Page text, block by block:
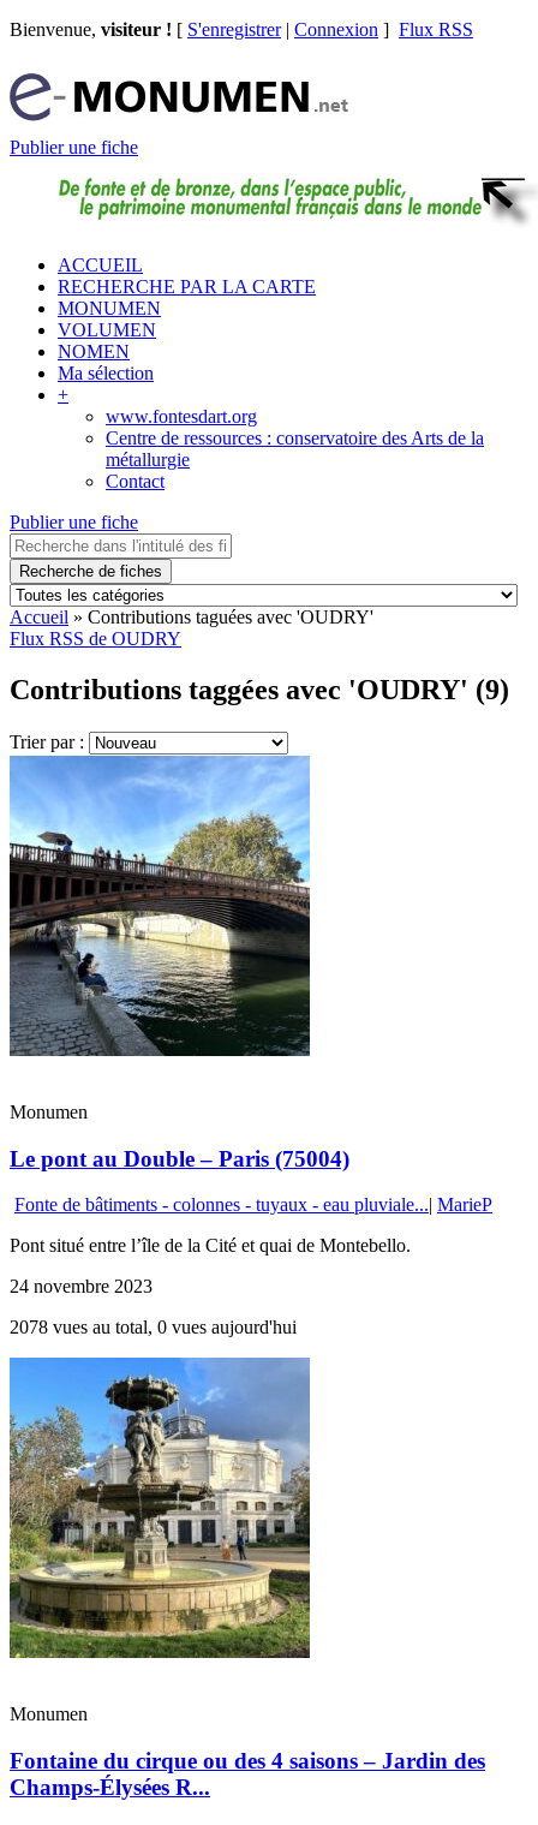
Bienvenue, visiteur ! [ S'enregistrer| Connexion ] Flux RSS
Publier une fiche
ACCUEIL
RECHERCHE PAR LA CARTE
MONUMEN
VOLUMEN
NOMEN
Ma sélection
+
www.fontesdart.org
Centre de ressources : conservatoire des Arts de la
métallurgie
Contact
Publier une fiche
Recherche de fiches
Accueil » Contributions taguées avec 'OUDRY'
Flux RSS de OUDRY
Contributions taggées avec 'OUDRY' (9)
Trier par :
Monumen
Le pont au Double – Paris (75004)
Fonte de bâtiments - colonnes - tuyaux - eau pluviale...| MarieP
Pont situé entre l’île de la Cité et quai de Montebello.
24 novembre 2023
2078 vues au total, 0 vues aujourd'hui
Monumen
Fontaine du cirque ou des 4 saisons – Jardin des
Champs-Élysées R...